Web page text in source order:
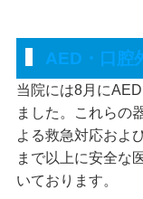
AED・口腔
当院には8月に
ました。これらの
よる救急対応およ
まで以上に安全な
いております。